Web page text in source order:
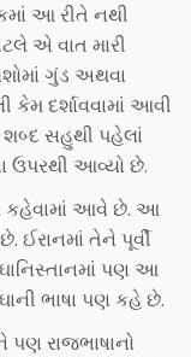
આ રીતે નથી
એ વાત મારી
ગુંડ અથવા
કેમ દર્શાવવામાં આવી
શબ્દ સહુથી પહેલાં
ઉપરથી આવ્યો છે.
કહેવામાં આવે છે. આ
ઈરાનમાં તેને પૂર્વી
પણ આ
ભાષા પણ કહે છે.
પણ રાજભાષાનો